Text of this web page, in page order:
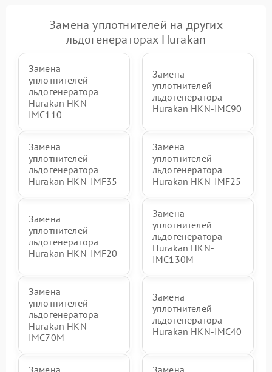
Замена уплотнителей на других
льдогенераторах Hurakan
Замена
уплотнителей
льдогенератора
Hurakan HKN-
IMC110
Замена
уплотнителей
льдогенератора
Hurakan HKN-IMC90
Замена
уплотнителей
льдогенератора
Hurakan HKN-IMF35
Замена
уплотнителей
льдогенератора
Hurakan HKN-IMF25
Замена
уплотнителей
льдогенератора
Hurakan HKN-IMF20
Замена
уплотнителей
льдогенератора
Hurakan HKN-
IMC130M
Замена
уплотнителей
льдогенератора
Hurakan HKN-
IMC70M
Замена
уплотнителей
льдогенератора
Hurakan HKN-IMC40
Замена Замена